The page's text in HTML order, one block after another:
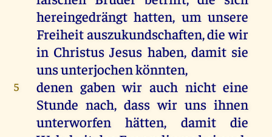
hereingedrängthatten, um unsere
Freiheitauszukundschaften,die wir
in Christus Jesus haben, damit sie
unsunterjochenkönnten,
5 denen gaben wir auch nicht eine
Stunde nach, dasswir uns ihnen
unterworfen
hätten, damit
die